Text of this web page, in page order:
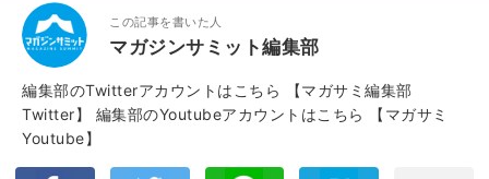
この記事を書いた人
マガジンサミット編集部
編集部のTwitterアカウントはこちら
【マガサミ編集部
Twitter】
編集部のYoutubeアカウントはこちら
【マガサミ
Youtube】